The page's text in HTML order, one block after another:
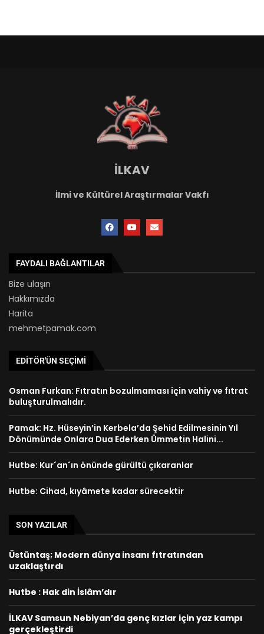
İLKAV
İlmi ve Kültürel Araştırmalar Vakfı
FAYDALI BAĞLANTILAR
Bize ulaşın
Hakkımızda
Harita
mehmetpamak.com
EDITÖR'ÜN SEÇIMI
Osman Furkan: Fıtratın bozulmaması için vahiy ve fıtrat
buluşturulmalıdır.
Pamak: Hz. Hüseyin’in Kerbela’da Şehid Edilmesinin Yıl
Dönümünde Onlara Dua Ederken Ümmetin Halini...
Hutbe: Kur´an´ın önünde gürültü çıkaranlar
Hutbe: Cihad, kıyâmete kadar sürecektir
SON YAZILAR
Üstüntaş; Modern dünya insanı fıtratından
uzaklaştırdı
Hutbe : Hak din İslâm’dır
İLKAV Samsun Nebiyan’da genç kızlar için yaz kampı
gerçekleştirdi